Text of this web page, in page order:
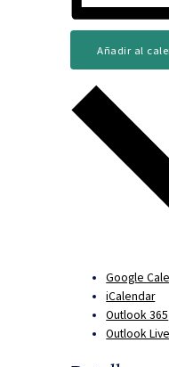
Añadir al
Google
iCalendar
Outlook 365
Outlook Live